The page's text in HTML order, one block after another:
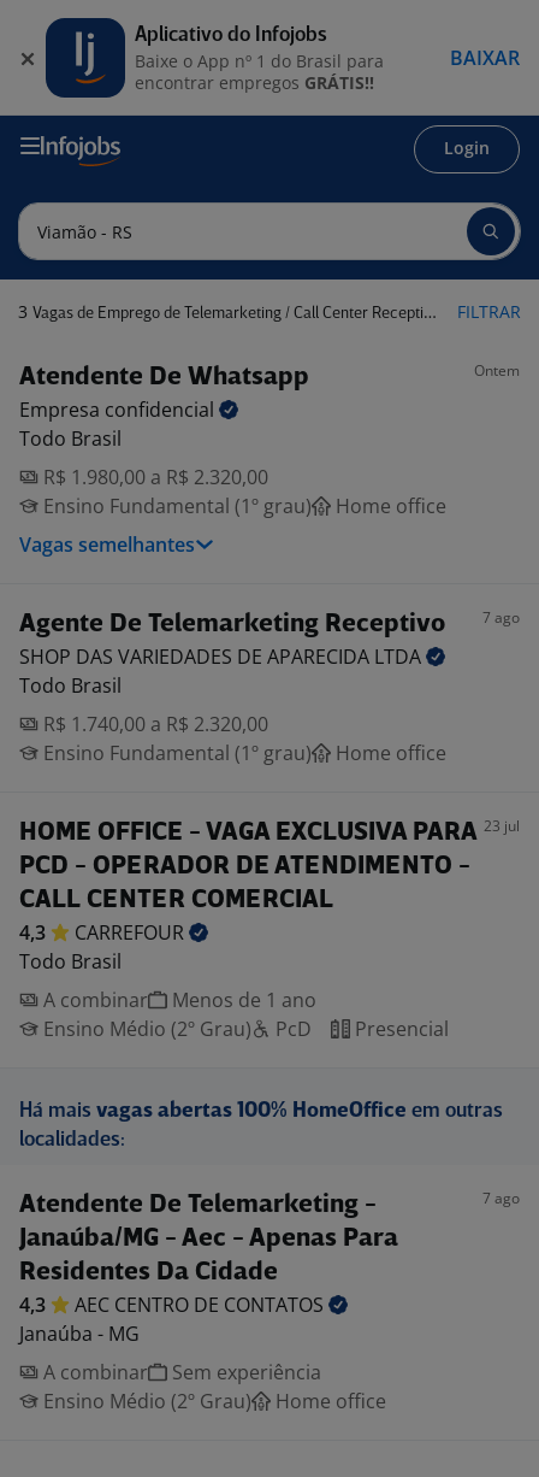
Login
3 Vagas de Emprego de Telemarketing / Call Center Receptivo em Viamão - RS FILTRAR
Atendente De Whatsapp Ontem
Empresa confidencial
Todo Brasil
R$ 1.980,00 a R$ 2.320,00
Ensino Fundamental (1º grau)
Home office
Vagas semelhantes
Agente De Telemarketing Receptivo 7 ago
SHOP DAS VARIEDADES DE APARECIDA LTDA
Todo Brasil
R$ 1.740,00 a R$ 2.320,00
Ensino Fundamental (1º grau)
Home office
HOME OFFICE - VAGA EXCLUSIVA PARA
PCD - OPERADOR DE ATENDIMENTO -
CALL CENTER COMERCIAL
23 jul
4,3
CARREFOUR
Todo Brasil
A combinar
Menos de 1 ano
Ensino Médio (2º Grau)
PcD Presencial
Há mais vagas abertas 100% HomeOffice em outras
localidades:
Atendente De Telemarketing -
Janaúba/MG - Aec - Apenas Para
Residentes Da Cidade
7 ago
4,3 AEC CENTRO DE CONTATOS
Janaúba - MG
A combinar
Sem experiência
Ensino Médio (2º Grau)
Home office
Aplicativo do Infojobs
Baixe o App nº 1 do Brasil para
encontrar empregos GRÁTIS!!
BAIXAR